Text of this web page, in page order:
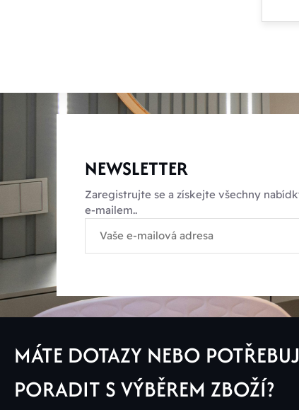
NEWSLETTER
Zaregistrujte se a získejte všechny
e-mailem..
MÁTE DOTAZY NEBO
PORADIT S VÝBĚREM ZBOŽÍ?